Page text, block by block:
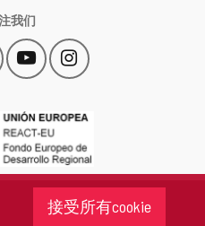
接受所有cookie
我们
YouTube
此
链
会
打
开
一
个
Instagram
此
链
会
开
一
个
新